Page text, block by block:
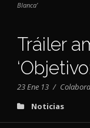
Blanca’
Tráiler
23 Ene 13 /
Noticias